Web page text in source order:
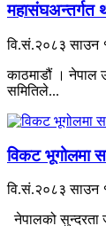
महासंघअन्तर्गत
वि.सं.२०८३ साउन
काठमाडौं । नेपाल
समितिले...
विकट भूगोलमा
वि.सं.२०८३ साउन
नेपालको सुन्दरता